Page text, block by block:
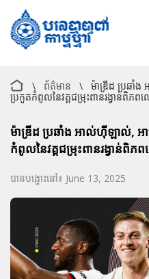
\ ព័ត៌មាន \
ម៉ាឌ្រីដ ប្រឆាំង
ប្រកួតកំពូលនៃវគ្គជម្រុះពានរង្វាន់ពិភព
ម៉ាឌ្រីដ ប្រឆាំង អាល់ហ៊ីឡាល់, អា
កំពូលនៃវគ្គជម្រុះពានរង្វាន់ពិភ
បានបង្ហោះនៅ៖ June 13, 2025